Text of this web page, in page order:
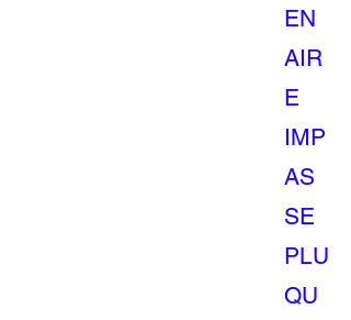
EN
AIR
E
IMP
AS
SE
PLU
QU